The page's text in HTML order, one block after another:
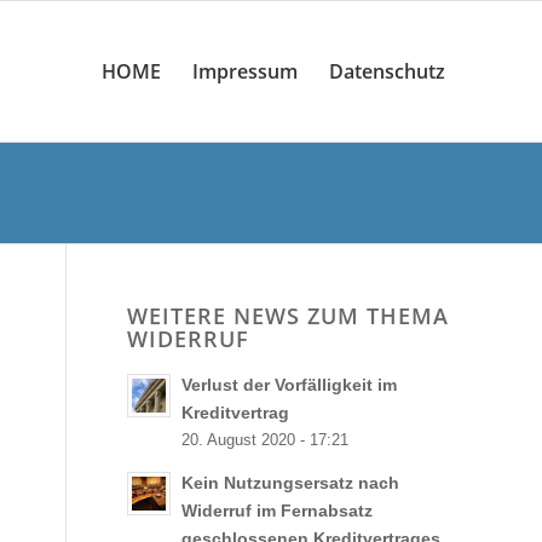
HOME Impressum Datenschutz
WEITERE NEWS ZUM THEMA
WIDERRUF
Verlust der Vorfälligkeit im
Kreditvertrag
20. August 2020 - 17:21
Kein Nutzungsersatz nach
Widerruf im Fernabsatz